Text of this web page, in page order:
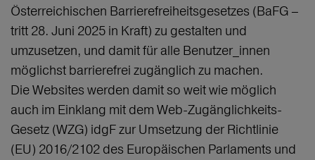
Österreichischen Barrierefreiheitsgesetzes (BaFG –
tritt 28. Juni 2025 in Kraft) zu gestalten und
umzusetzen, und damit für alle Benutzer_innen
möglichst barrierefrei zugänglich zu machen.
Die Websites werden damit so weit wie möglich
auch im Einklang mit dem Web-Zugänglichkeits-
Gesetz (WZG) idgF zur Umsetzung der Richtlinie
(EU) 2016/2102 des Europäischen Parlaments und